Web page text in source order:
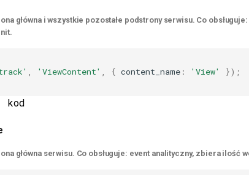
główna i wszystkie pozostałe podstrony serwisu. Co
, 'ViewContent' , { content_name : 'View'
});
kod
główna serwisu. Co obsługuje: event analityczny, zbiera ilość